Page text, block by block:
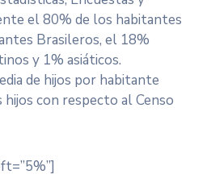
el 80% de los habitantes
Brasileros, el 18%
y 1% asiáticos.
de hijos por habitante
hijos con respecto al Censo